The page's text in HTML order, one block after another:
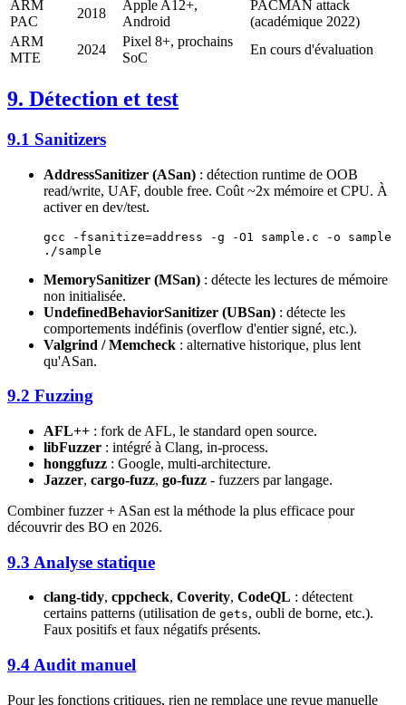
ARM
PAC
2018
Apple A12+,
Android
PACMAN attack
(académique 2022)
ARM
MTE
2024
Pixel 8+, prochains
SoC
En cours d'évaluation
9. Détection et test
9.1 Sanitizers
AddressSanitizer (ASan) : détection runtime de OOB
read/write, UAF, double free. Coût ~2x mémoire et CPU. À
activer en dev/test.
gcc -fsanitize=address -g -O1 sample.c -o sample
./sample
MemorySanitizer (MSan) : détecte les lectures de mémoire
non initialisée.
UndefinedBehaviorSanitizer (UBSan) : détecte les
comportements indéfinis (overflow d'entier signé, etc.).
Valgrind / Memcheck : alternative historique, plus lent
qu'ASan.
9.2 Fuzzing
AFL++ : fork de AFL, le standard open source.
libFuzzer : intégré à Clang, in-process.
honggfuzz : Google, multi-architecture.
Jazzer, cargo-fuzz, go-fuzz - fuzzers par langage.
Combiner fuzzer + ASan est la méthode la plus efficace pour
découvrir des BO en 2026.
9.3 Analyse statique
clang-tidy, cppcheck, Coverity, CodeQL : détectent
certains patterns (utilisation de gets, oubli de borne, etc.).
Faux positifs et faux négatifs présents.
9.4 Audit manuel
Pour les fonctions critiques, rien ne remplace une revue manuelle